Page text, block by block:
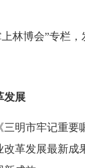
林博会”专栏
发展
市牢记重要嘱
革发展最新